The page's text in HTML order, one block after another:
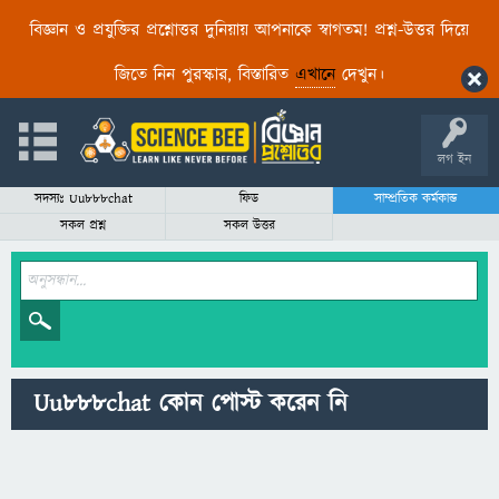
বিজ্ঞান ও প্রযুক্তির প্রশ্নোত্তর দুনিয়ায় আপনাকে স্বাগতম! প্রশ্ন-উত্তর দিয়ে
জিতে নিন পুরস্কার, বিস্তারিত এখানেদেখুন।
লগ ইন
সদস্যঃ Uu888chat ফিড
সাম্প্রতিক কর্মকান্ড
সকল প্রশ্ন
সকল উত্তর
Uu888chat কোন পোস্ট করেন নি